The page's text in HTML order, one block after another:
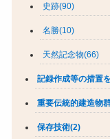
史跡(90)
名勝(10)
天然記念物(66)
記録作成等の措置
重要伝統的建造物
保存技術(2)